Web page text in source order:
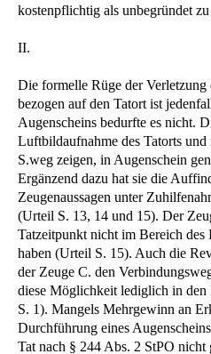
kostenpflichtig als unbegründet
II.
Die formelle Rüge der
bezogen auf den Tatort ist
Augenscheins bedurfte es nicht.
Luftbildaufnahme des Tatorts
S.weg zeigen, in Augenschein
Ergänzend dazu hat sie die
Zeugenaussagen unter
(Urteil S. 13, 14 und 15). Der
Tatzeitpunkt nicht im Bereich des
haben (Urteil S. 15). Auch die
der Zeuge C. den
diese Möglichkeit lediglich in den
S. 1). Mangels Mehrgewinn an
Durchführung eines
Tat nach § 244 Abs. 2 StPO nicht